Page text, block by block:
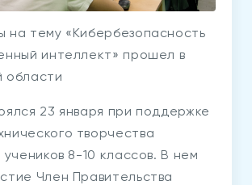
на тему «Кибербезопасность
интеллект» прошел в
области
23 января при поддержке
творчества
учеников 8-10 классов. В нем
Член Правительства